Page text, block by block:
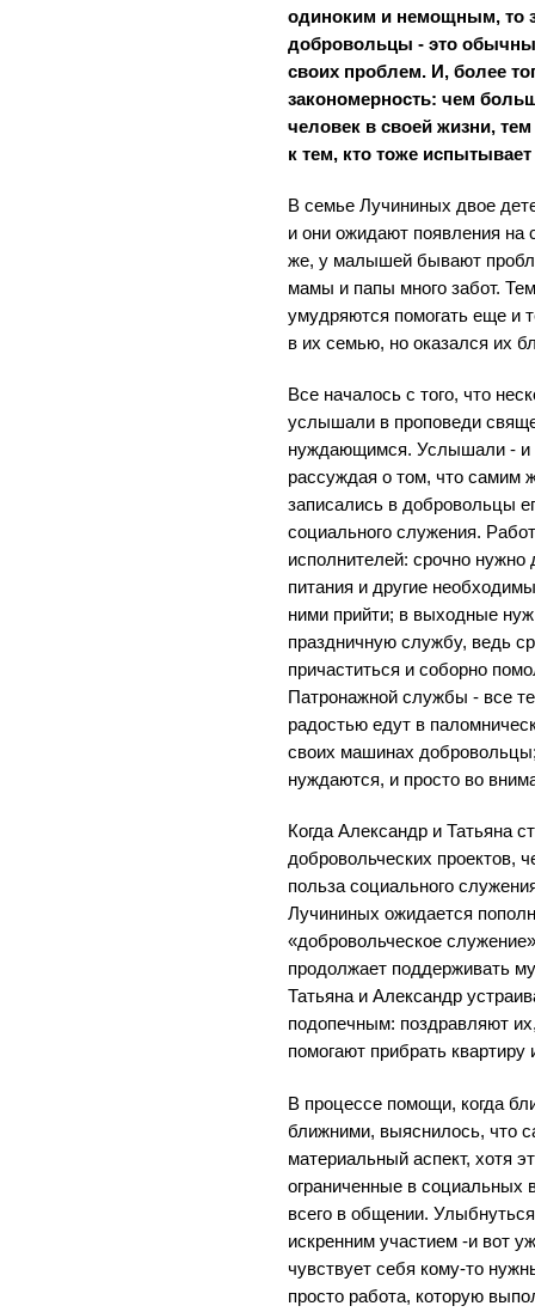
одиноким и немощным, то
добровольцы - это
своих проблем. И, более
закономерность: чем
человек в своей жизни,
к тем, кто тоже
В семье Лучининых двое
и они ожидают появления на
же, у малышей бывают
мамы и папы много забот.
умудряются помогать еще и
в их семью, но оказался их
Все началось с того, что
услышали в проповеди
нуждающимся. Услышали - и
рассуждая о том, что самим
записались в добровольцы
социального служения.
исполнителей: срочно
питания и другие
ними прийти; в выходные
праздничную службу, ведь
причаститься и соборно
Патронажной службы - все
радостью едут в
своих машинах
нуждаются, и просто во
Когда Александр и Татьяна
добровольческих проектов,
польза социального
Лучининых ожидается
«добровольческое
продолжает поддерживать
Татьяна и Александр
подопечным: поздравляют
помогают прибрать квартиру
В процессе помощи, когда
ближними, выяснилось, что
материальный аспект, хотя
ограниченные в социальных
всего в общении.
искренним участием -и вот
чувствует себя кому-то
просто работа, которую